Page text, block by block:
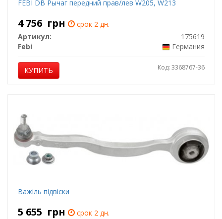
FEBI DB Рычаг передний прав/лев W205, W213
4 756 грн
срок 2 дн.
Артикул:
175619
Febi
Германия
КУПИТЬ Код: 3368767-36
Важіль підвіски
5 655 грн
срок 2 дн.